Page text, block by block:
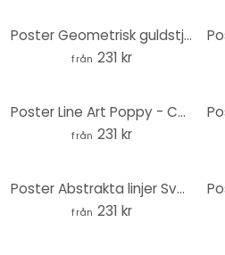
Poster Geometrisk guldstjärna - Magnusson - Rund
från 231 kr
Poster Line Art Poppy - Cats & Dotz - Rund
från 231 kr
Poster Abstrakta linjer Svart-guld - Amini - Rund
från 231 kr